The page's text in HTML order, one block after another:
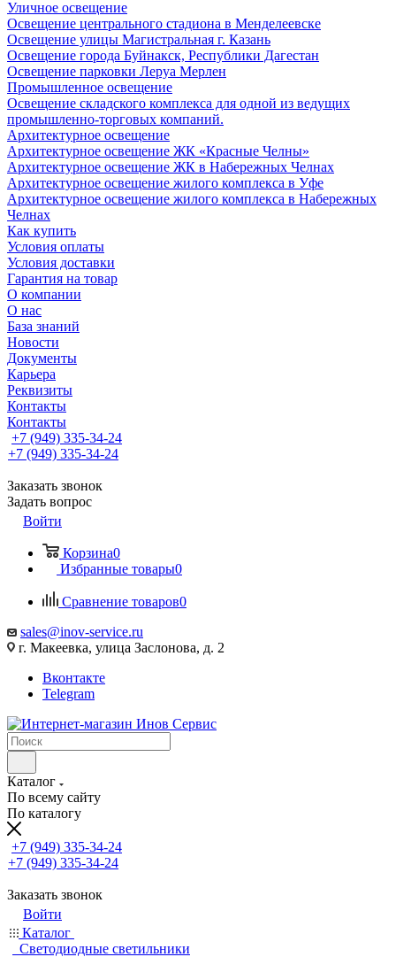
Уличное освещение
Освещение центрального стадиона в Менделеевске
Освещение улицы Магистральная г. Казань
Освещение города Буйнакск, Республики Дагестан
Освещение парковки Леруа Мерлен
Промышленное освещение
Освещение складского комплекса для одной из ведущих
промышленно-торговых компаний.
Архитектурное освещение
Архитектурное освещение ЖК «Красные Челны»
Архитектурное освещение ЖК в Набережных Челнах
Архитектурное освещение жилого комплекса в Уфе
Архитектурное освещение жилого комплекса в Набережных
Челнах
Как купить
Условия оплаты
Условия доставки
Гарантия на товар
О компании
О нас
База знаний
Новости
Документы
Карьера
Реквизиты
Контакты
Контакты
+7 (949) 335-34-24
+7 (949) 335-34-24
Заказать звонок
Задать вопрос
Войти
Корзина0
Избранные товары0
Сравнение товаров0
sales@inov-service.ru
г. Макеевка, улица Заслонова, д. 2
Вконтакте
Telegram
Каталог
По всему сайту
По каталогу
+7 (949) 335-34-24
+7 (949) 335-34-24
Заказать звонок
Войти
Каталог
Светодиодные светильники